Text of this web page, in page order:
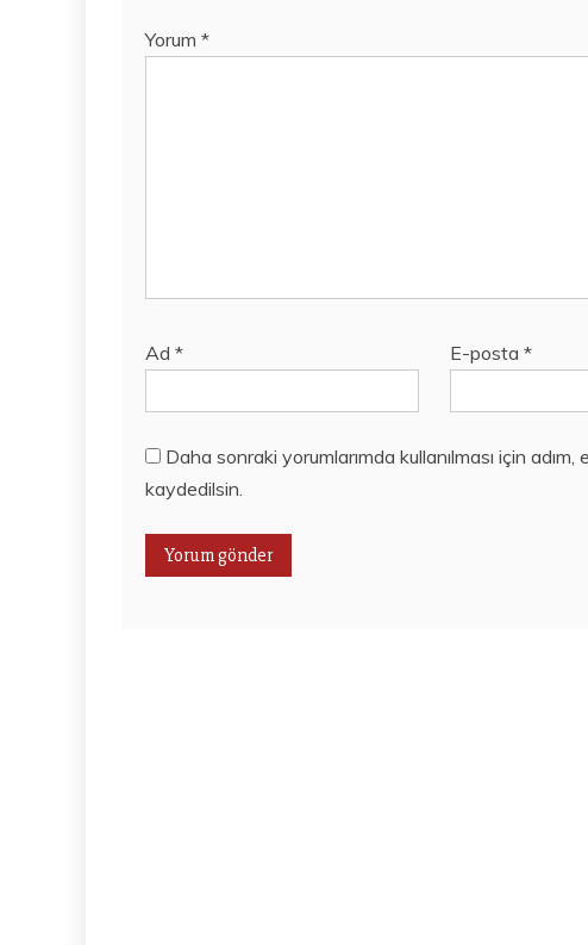
Yorum *
Ad * E-posta*
Daha sonraki yorumlarımda kullanılması için
kaydedilsin.